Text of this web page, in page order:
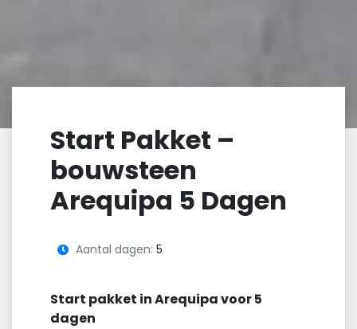
Start Pakket –
bouwsteen
Arequipa 5 Dagen
Aantal dagen: 5
Start pakket in Arequipa voor 5
dagen